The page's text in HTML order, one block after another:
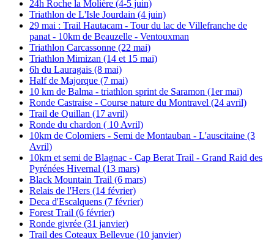
24h Roche la Molière (4-5 juin)
Triathlon de L'Isle Jourdain (4 juin)
29 mai : Trail Hautacam - Tour du lac de Villefranche de
panat - 10km de Beauzelle - Ventouxman
Triathlon Carcassonne (22 mai)
Triathlon Mimizan (14 et 15 mai)
6h du Lauragais (8 mai)
Half de Majorque (7 mai)
10 km de Balma - triathlon sprint de Saramon (1er mai)
Ronde Castraise - Course nature du Montravel (24 avril)
Trail de Quillan (17 avril)
Ronde du chardon ( 10 Avril)
10km de Colomiers - Semi de Montauban - L'auscitaine (3
Avril)
10km et semi de Blagnac - Cap Berat Trail - Grand Raid des
Pyrénées Hivernal (13 mars)
Black Mountain Trail (6 mars)
Relais de l'Hers (14 février)
Deca d'Escalquens (7 février)
Forest Trail (6 février)
Ronde givrée (31 janvier)
Trail des Coteaux Bellevue (10 janvier)